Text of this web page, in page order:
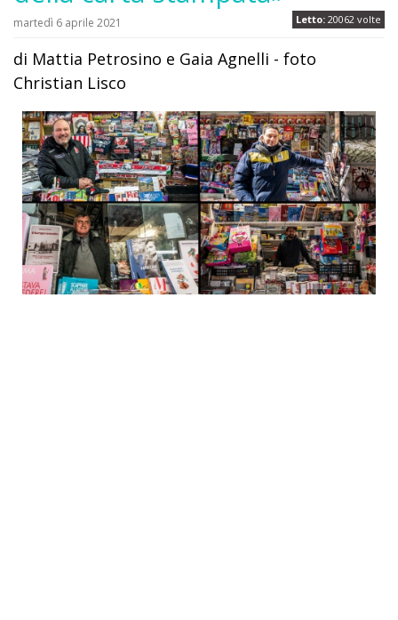
Letto: 20062 volte
martedì 6 aprile 2021
di Mattia Petrosino e Gaia Agnelli - foto
Christian Lisco